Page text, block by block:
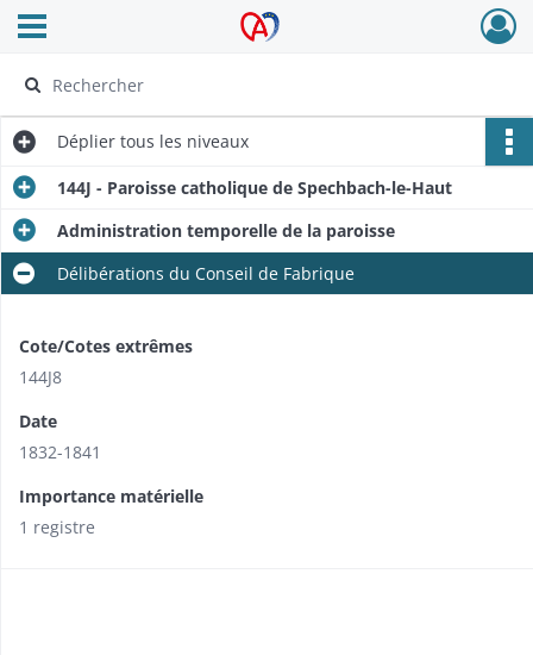
Archives Alsace - Colmar
Ouvrir le menu déroulant
Déplier tous les niveaux
144J - Paroisse catholique de Spechbach-le-Haut
Administration temporelle de la paroisse
Délibérations du Conseil de Fabrique
Cote/Cotes extrêmes
144J8
Date
1832-1841
Importance matérielle
1 registre